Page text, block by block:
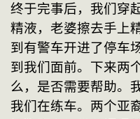
终于完事后，我们穿
精液，老婆擦去手上
到有警车开进了停车
到我们面前。下来两
么，是否需要帮助。
我们在练车。两个亚